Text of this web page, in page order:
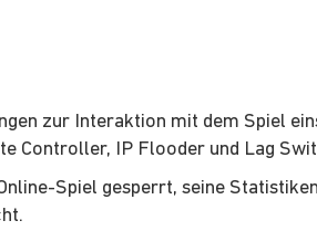
zur Interaktion mit dem Spiel
Controller, IP Flooder und Lag
Spiel gesperrt, seine